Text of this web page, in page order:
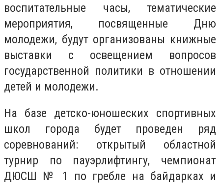
воспитательные часы, тематические
мероприятия, посвященные Дню
молодежи, будут организованы книжные
выставки с освещением вопросов
государственной политики в отношении
детей и молодежи.
На базе детско-юношеских спортивных
школ города будет проведен ряд
соревнований: открытый областной
турнир по пауэрлифтингу, чемпионат
ДЮСШ № 1 по гребле на байдарках и